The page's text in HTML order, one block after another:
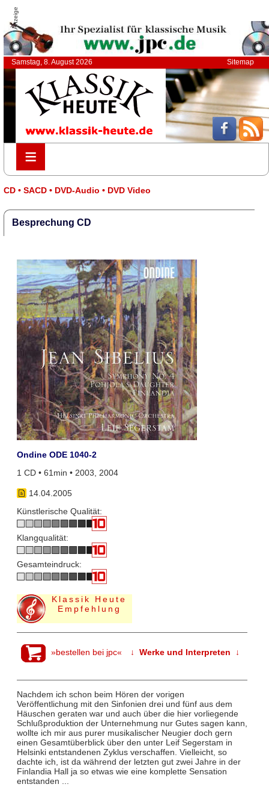
Anzeige
Samstag, 8. August 2026 Sitemap
≡
≡
CD • SACD • DVD-Audio • DVD Video
Besprechung CD
Ondine ODE 1040-2
1 CD • 61min • 2003, 2004
14.04.2005
Künstlerische Qualität:
Klangqualität:
Gesamteindruck:
Klassik Heute
Empfehlung
»bestellen bei jpc« ↓ Werke und Interpreten ↓
Nachdem ich schon beim Hören der vorigen
Veröffentlichung mit den Sinfonien drei und fünf aus dem
Häuschen geraten war und auch über die hier vorliegende
Schlußproduktion der Unternehmung nur Gutes sagen kann,
wollte ich mir aus purer musikalischer Neugier doch gern
einen Gesamtüberblick über den unter Leif Segerstam in
Helsinki entstandenen Zyklus verschaffen. Vielleicht, so
dachte ich, ist da während der letzten gut zwei Jahre in der
Finlandia Hall ja so etwas wie eine komplette Sensation
entstanden ...